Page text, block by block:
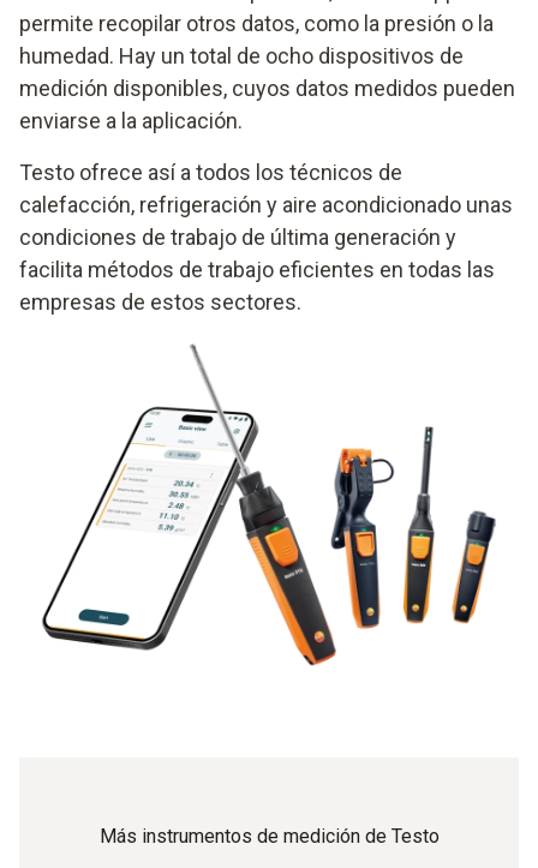
permite recopilar otros datos, como la presión o la
humedad. Hay un total de ocho dispositivos de
medición disponibles, cuyos datos medidos pueden
enviarse a la aplicación.
Testo ofrece así a todos los técnicos de
calefacción, refrigeración y aire acondicionado unas
condiciones de trabajo de última generación y
facilita métodos de trabajo eficientes en todas las
empresas de estos sectores.
Más instrumentos de medición de Testo